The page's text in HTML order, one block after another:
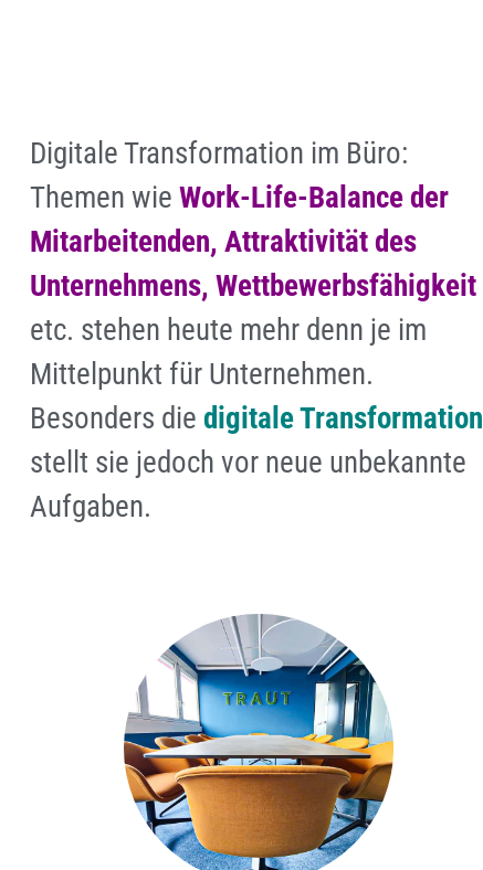
Digitale Transformation im Büro:
Themen wie Work-Life-Balance der
Mitarbeitenden, Attraktivität des
Unternehmens, Wettbewerbsfähigkeit
etc. stehen heute mehr denn je im
Mittelpunkt für Unternehmen.
Besonders die digitale Transformation
stellt sie jedoch vor neue unbekannte
Aufgaben.